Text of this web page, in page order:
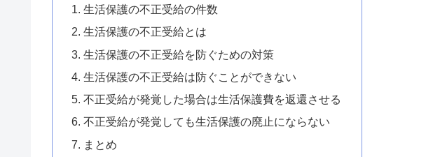
生活保護の不正受給の件数
生活保護の不正受給とは
生活保護の不正受給を防ぐための対策
生活保護の不正受給は防ぐことができない
不正受給が発覚した場合は生活保護費を返還させる
不正受給が発覚しても生活保護の廃止にならない
まとめ